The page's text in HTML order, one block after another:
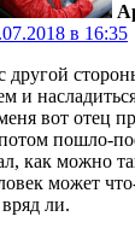
в 16:35
другой
и
вот отец
пошло-
как можно
может
ли.